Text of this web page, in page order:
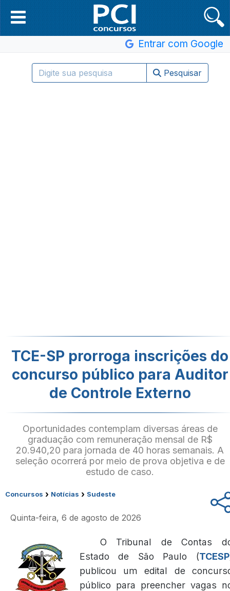
Entrar com Google
Pesquisar
TCE-SP prorroga inscrições do
concurso público para Auditor
de Controle Externo
Oportunidades contemplam diversas áreas de
graduação com remuneração mensal de R$
20.940,20 para jornada de 40 horas semanais. A
seleção ocorrerá por meio de prova objetiva e de
estudo de caso.
Concursos › Notícias › Sudeste
Quinta-feira, 6 de agosto de 2026
O Tribunal de Contas
Estado de São Paulo (TCESP
publicou um edital de
público para preencher vagas